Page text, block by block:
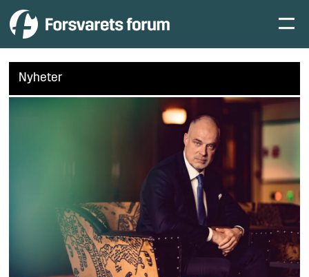
Nyheter